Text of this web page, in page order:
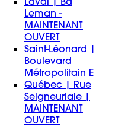
Leman -
MAINTENANT
OUVERT
Saint-Léonard |
Boulevard
Métropolitain E
Québec | Rue
Seigneuriale |
MAINTENANT
OUVERT